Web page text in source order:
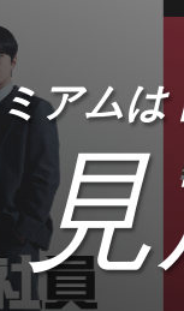
アムは